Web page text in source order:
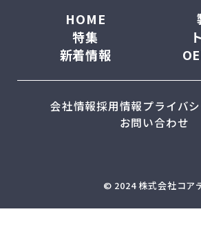
HOME
特集
新着情報
会社情報採用情報プライバ
お問い合わせ
© 2024 株式会社コア